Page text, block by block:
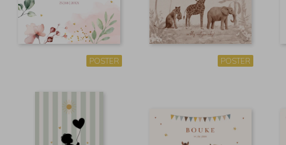
POSTER POSTER